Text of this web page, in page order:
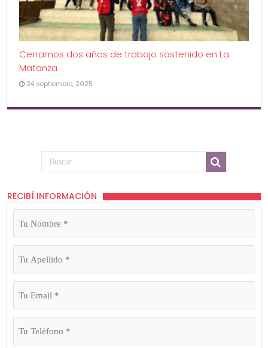
Cerramos dos años de trabajo sostenido en La
Matanza
24 septiembre, 2025
RECIBÍ INFORMACIÓN
Tu
Nombre
Tu
Apellido
Tu
Email
Tu
Teléfono